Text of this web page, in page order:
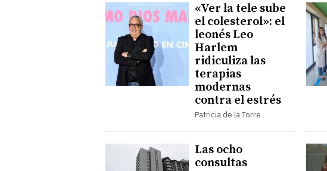
«Ver la tele sube
el colesterol»: el
leonés Leo
Harlem
ridiculiza las
terapias
modernas
contra el estrés
Patricia de la Torre
Las ocho
consultas